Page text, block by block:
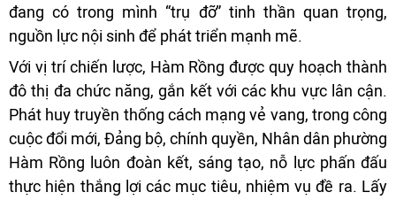
đang có trong mình “trụ đỡ” tinh thần quan trọng,
nguồn lực nội sinh để phát triển mạnh mẽ.
Với vị trí chiến lược, Hàm Rồng được quy hoạch thành
đô thị đa chức năng, gắn kết với các khu vực lân cận.
Phát huy truyền thống cách mạng vẻ vang, trong công
cuộc đổi mới, Đảng bộ, chính quyền, Nhân dân phường
Hàm Rồng luôn đoàn kết, sáng tạo, nỗ lực phấn đấu
thực hiện thắng lợi các mục tiêu, nhiệm vụ đề ra. Lấy